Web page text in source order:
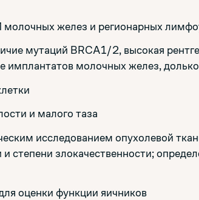
желез и регионарных
мутаций BRCA1/2, высокая
имплантатов молочных желез,
и малого таза
исследованием опухолевой
степени злокачественности;
оценки функции яичников